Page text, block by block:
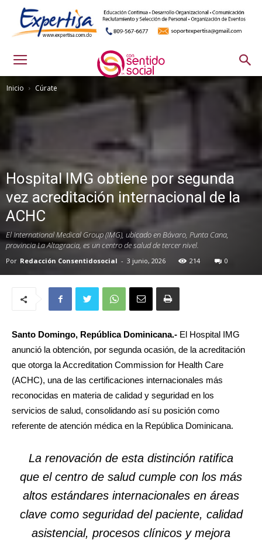
Inicio Cúrate
Hospital IMG obtiene por segunda
vez acreditación internacional de la
ACHC
El International Medical Group (IMG), ubicado en Bávaro, Punta Cana,
provincia La Altagracia, es un centro de salud de tercer nivel.
Por Redacción Consentidosocial - 3 junio, 2026 214 0
Santo Domingo, República Dominicana.- El Hospital IMG
anunció la obtención, por segunda ocasión, de la acreditación
que otorga la Accreditation Commission for Health Care
(ACHC), una de las certificaciones internacionales más
reconocidas en materia de calidad y seguridad en los
servicios de salud, consolidando así su posición como
referente de atención médica en la República Dominicana.
La renovación de esta distinción ratifica
que el centro de salud cumple con los más
altos estándares internacionales en áreas
clave como seguridad del paciente, calidad
asistencial, procesos clínicos y mejora